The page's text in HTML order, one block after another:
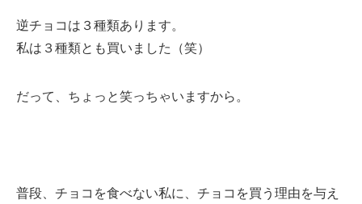
逆チョコは３種類あります。
私は３種類とも買いました（笑）
だって、ちょっと笑っちゃいますから。
普段、チョコを食べない私に、チョコを買う理由を与え